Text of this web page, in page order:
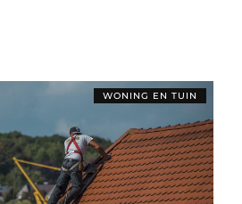
WONING EN TUIN